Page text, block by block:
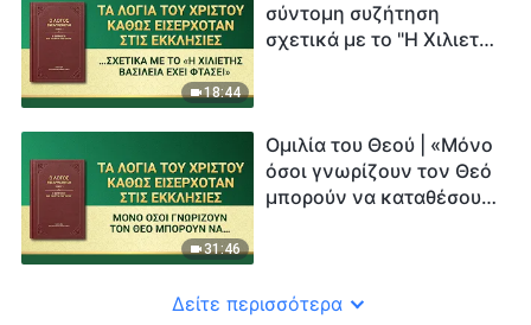
18:44
σύντομη συζήτηση
σχετικά με το "Η Χιλιετής
31:46
Ομιλία του Θεού | «Μόνο
όσοι γνωρίζουν τον Θεό
μπορούν να καταθέσουν
Δείτε περισσότερα